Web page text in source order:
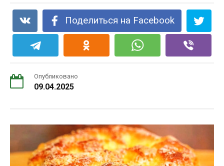
Поделиться на Facebook
Опубликовано
09.04.2025